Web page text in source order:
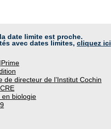
date limite est proche.
avec dates limites, cliquez ici
directeur de l’Institut Cochin
en biologie